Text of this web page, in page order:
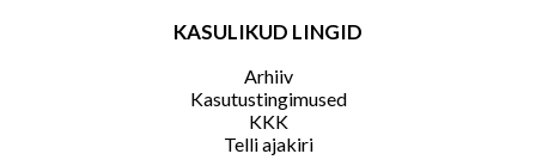
KASULIKUD LINGID
Arhiiv
Kasutustingimused
KKK
Telli ajakiri